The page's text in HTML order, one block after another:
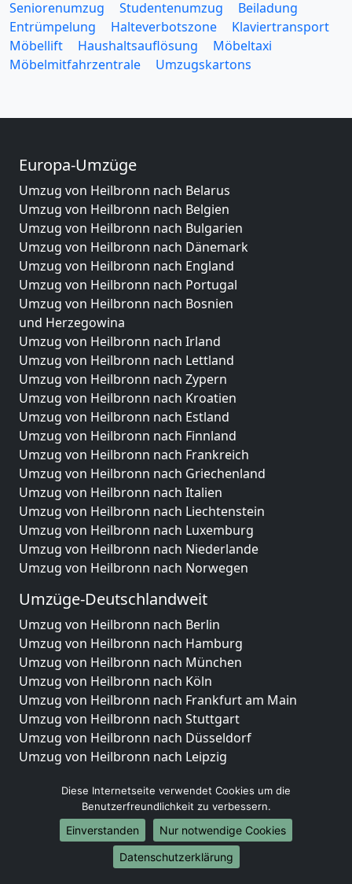
Seniorenumzug
Studentenumzug
Beiladung
Entrümpelung
Halteverbotszone
Klaviertransport
Möbellift
Haushaltsauflösung
Möbeltaxi
Möbelmitfahrzentrale
Umzugskartons
Europa-Umzüge
Umzug von Heilbronn nach Belarus
Umzug von Heilbronn nach Belgien
Umzug von Heilbronn nach Bulgarien
Umzug von Heilbronn nach Dänemark
Umzug von Heilbronn nach England
Umzug von Heilbronn nach Portugal
Umzug von Heilbronn nach Bosnien
und Herzegowina
Umzug von Heilbronn nach Irland
Umzug von Heilbronn nach Lettland
Umzug von Heilbronn nach Zypern
Umzug von Heilbronn nach Kroatien
Umzug von Heilbronn nach Estland
Umzug von Heilbronn nach Finnland
Umzug von Heilbronn nach Frankreich
Umzug von Heilbronn nach Griechenland
Umzug von Heilbronn nach Italien
Umzug von Heilbronn nach Liechtenstein
Umzug von Heilbronn nach Luxemburg
Umzug von Heilbronn nach Niederlande
Umzug von Heilbronn nach Norwegen
Umzüge-Deutschlandweit
Umzug von Heilbronn nach Berlin
Umzug von Heilbronn nach Hamburg
Umzug von Heilbronn nach München
Umzug von Heilbronn nach Köln
Umzug von Heilbronn nach Frankfurt am Main
Umzug von Heilbronn nach Stuttgart
Umzug von Heilbronn nach Düsseldorf
Umzug von Heilbronn nach Leipzig
Umzug von Heilbronn nach Essen
Umzug von Heilbronn nach Bremen
Umzug von Heilbronn nach Dresden
Umzug von Heilbronn nach Hannover
Umzug von Heilbronn nach Nürnberg
Diese Internetseite verwendet Cookies um die
Benutzerfreundlichkeit zu verbessern.
Einverstanden
Nur notwendige Cookies
Datenschutzerklärung